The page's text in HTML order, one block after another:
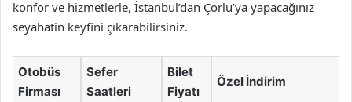
konfor ve hizmetlerle, İstanbul’dan Çorlu’ya yapacağınız
seyahatin keyfini çıkarabilirsiniz.
Otobüs
Firması
Sefer
Saatleri
Bilet
Fiyatı
Özel İndirim